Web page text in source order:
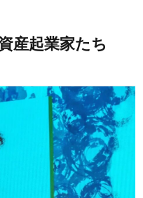
産起業家たち